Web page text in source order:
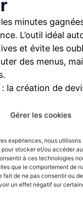
Gérer les cookies
expériences, nous
stocker et/ou accéder
à ces technologies
que le comportement de
fait de ne pas consentir ou
un effet négatif sur
minutes
L’outil idéal
et évite les
des menus,
la création de
Le devis
plus.
: les relances
au bon
respire.
gagne le plus